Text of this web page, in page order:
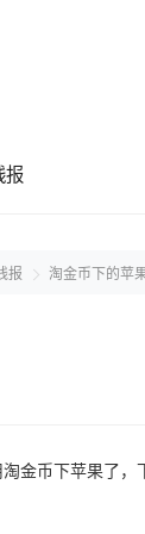
报
报 淘金币下的苹
金币下苹果了，